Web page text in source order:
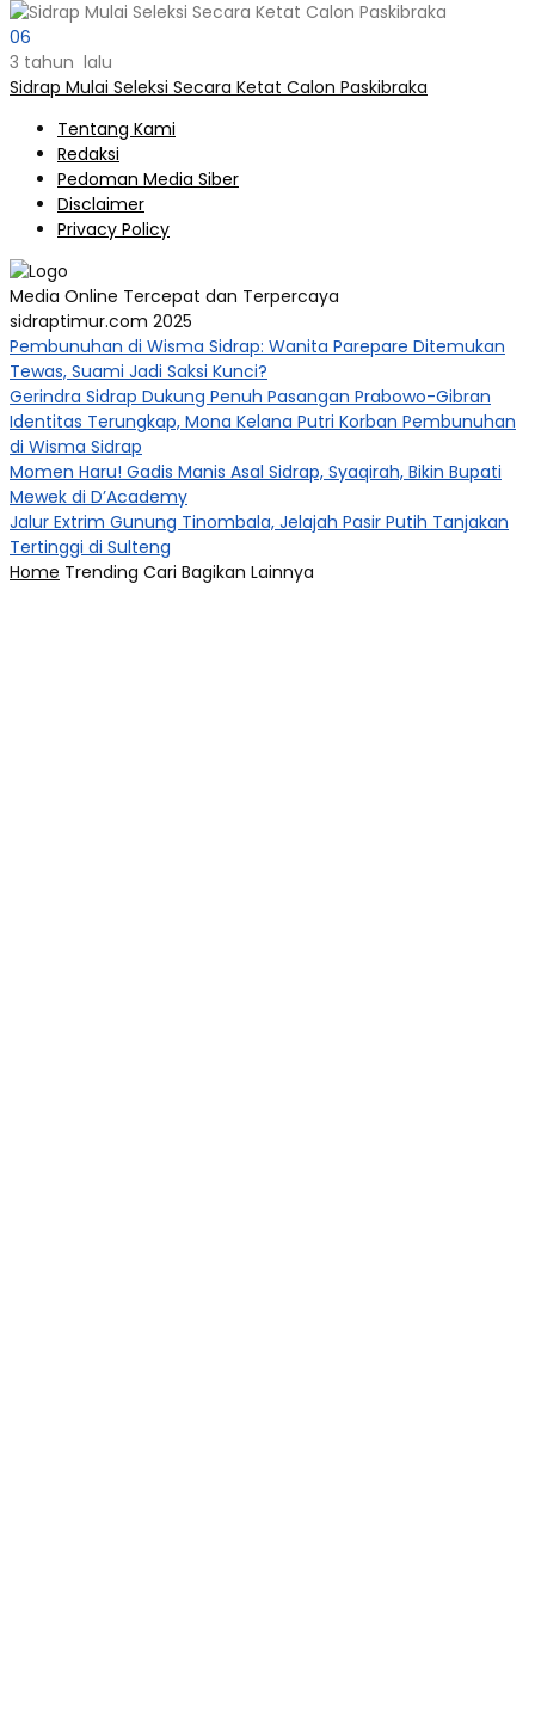
06
3 tahun lalu
Sidrap Mulai Seleksi Secara Ketat Calon Paskibraka
Tentang Kami
Redaksi
Pedoman Media Siber
Disclaimer
Privacy Policy
Media Online Tercepat dan Terpercaya
sidraptimur.com 2025
Pembunuhan di Wisma Sidrap: Wanita Parepare Ditemukan
Tewas, Suami Jadi Saksi Kunci?
Gerindra Sidrap Dukung Penuh Pasangan Prabowo-Gibran
Identitas Terungkap, Mona Kelana Putri Korban Pembunuhan
di Wisma Sidrap
Momen Haru! Gadis Manis Asal Sidrap, Syaqirah, Bikin Bupati
Mewek di D’Academy​
Jalur Extrim Gunung Tinombala, Jelajah Pasir Putih Tanjakan
Tertinggi di Sulteng
Home Trending Cari Bagikan Lainnya